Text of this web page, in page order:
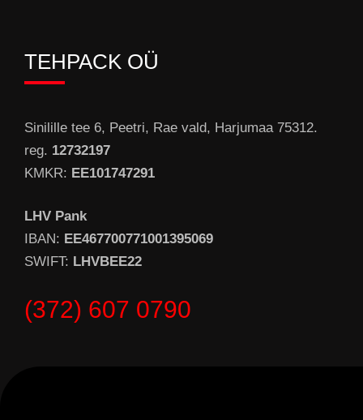
TEHPACK OÜ
Sinilille tee 6, Peetri, Rae vald, Harjumaa 75312.
reg. 12732197
KMKR: EE101747291
LHV Pank
IBAN: EE467700771001395069
SWIFT: LHVBEE22
(372) 607 0790